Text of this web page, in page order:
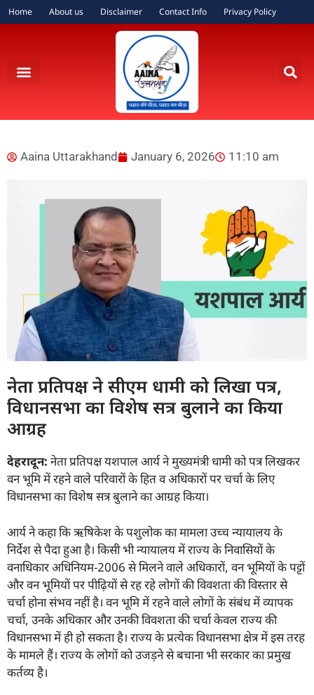
Home About us Disclaimer Contact Info Privacy Policy
Aaina Uttarakhand January 6, 2026 11:10 am
नेता प्रतिपक्ष ने सीएम धामी को लिखा पत्र,
विधानसभा का विशेष सत्र बुलाने का किया
आग्रह
देहरादून: नेता प्रतिपक्ष यशपाल आर्य ने मुख्यमंत्री धामी को पत्र लिखकर
वन भूमि में रहने वाले परिवारों के हित व अधिकारों पर चर्चा के लिए
विधानसभा का विशेष सत्र बुलाने का आग्रह किया।
आर्य ने कहा कि ऋषिकेश के पशुलोक का मामला उच्च न्यायालय के
निर्देश से पैदा हुआ है। किसी भी न्यायालय में राज्य के निवासियों के
वनाधिकार अधिनियम-2006 से मिलने वाले अधिकारों, वन भूमियों के पट्टों
और वन भूमियों पर पीढ़ियों से रह रहे लोगों की विवशता की विस्तार से
चर्चा होना संभव नहीं है। वन भूमि में रहने वाले लोगों के संबंध में व्यापक
चर्चा, उनके अधिकार और उनकी विवशता की चर्चा केवल राज्य की
विधानसभा में ही हो सकता है। राज्य के प्रत्येक विधानसभा क्षेत्र में इस तरह
के मामले हैं। राज्य के लोगों को उजड़ने से बचाना भी सरकार का प्रमुख
कर्तव्य है।